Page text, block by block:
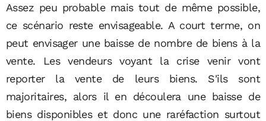
Assez peu probable mais tout de même possible,
ce scénario reste envisageable. A court terme, on
peut envisager une baisse de nombre de biens à la
vente. Les vendeurs voyant la crise venir vont
reporter la vente de leurs biens. S'ils sont
majoritaires, alors il en découlera une baisse de
biens disponibles et donc une raréfaction surtout